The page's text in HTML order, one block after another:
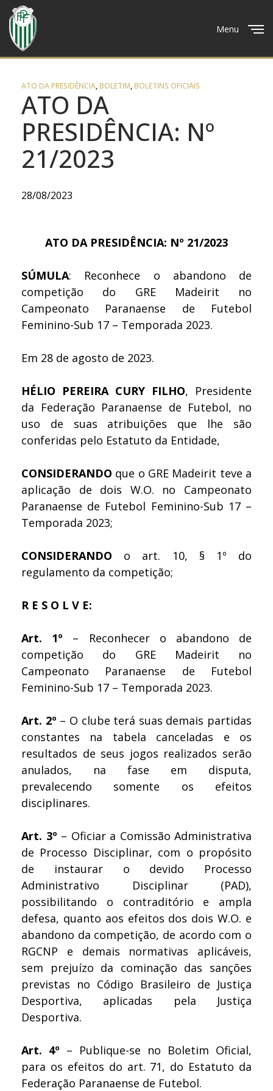
Menu
ATO DA PRESIDÊNCIA,BOLETIM,BOLETINS OFICIAIS
ATO DA
PRESIDÊNCIA: Nº
21/2023
28/08/2023
ATO DA PRESIDÊNCIA: Nº 21/2023
SÚMULA: Reconhece o abandono de
competição do GRE Madeirit no
Campeonato Paranaense de Futebol
Feminino-Sub 17 – Temporada 2023.
Em 28 de agosto de 2023.
HÉLIO PEREIRA CURY FILHO, Presidente
da Federação Paranaense de Futebol, no
uso de suas atribuições que lhe são
conferidas pelo Estatuto da Entidade,
CONSIDERANDO que o GRE Madeirit teve a
aplicação de dois W.O. no Campeonato
Paranaense de Futebol Feminino-Sub 17 –
Temporada 2023;
CONSIDERANDO o art. 10, § 1º do
regulamento da competição;
R E S O L V E:
Art. 1º – Reconhecer o abandono de
competição do GRE Madeirit no
Campeonato Paranaense de Futebol
Feminino-Sub 17 – Temporada 2023.
Art. 2º – O clube terá suas demais partidas
constantes na tabela canceladas e os
resultados de seus jogos realizados serão
anulados, na fase em disputa,
prevalecendo somente os efeitos
disciplinares.
Art. 3º – Oficiar a Comissão Administrativa
de Processo Disciplinar, com o propósito
de instaurar o devido Processo
Administrativo Disciplinar (PAD),
possibilitando o contraditório e ampla
defesa, quanto aos efeitos dos dois W.O. e
abandono da competição, de acordo com o
RGCNP e demais normativas aplicáveis,
sem prejuízo da cominação das sanções
previstas no Código Brasileiro de Justiça
Desportiva, aplicadas pela Justiça
Desportiva.
Art. 4º – Publique-se no Boletim Oficial,
para os efeitos do art. 71, do Estatuto da
Federação Paranaense de Futebol.